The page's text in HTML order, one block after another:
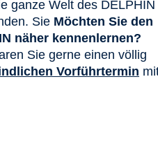
ganze Welt des DELPHIN
Sie Möchten Sie den
näher kennenlernen?
Sie gerne einen völlig
Vorführtermin